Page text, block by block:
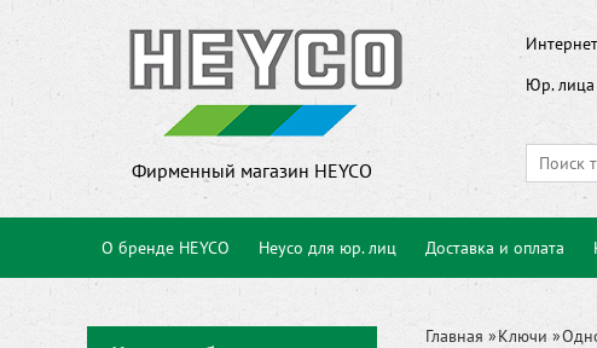
Фирменный магазин HEYCO
Юр. лица
О бренде HEYCO Heyco для юр. лиц Доставка и оплата
Главная »Ключи »